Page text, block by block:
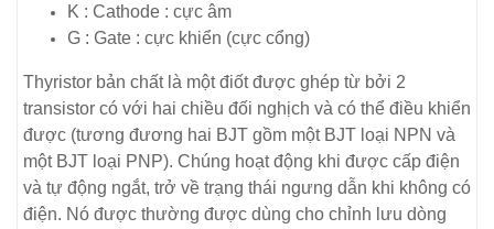
K : Cathode : cực âm
G : Gate : cực khiển (cực cổng)
Thyristor bản chất là một điốt được ghép từ bởi 2
transistor có với hai chiều đối nghịch và có thể điều khiển
được (tương đương hai BJT gồm một BJT loại NPN và
một BJT loại PNP). Chúng hoạt động khi được cấp điện
và tự động ngắt, trở về trạng thái ngưng dẫn khi không có
điện. Nó được thường được dùng cho chỉnh lưu dòng